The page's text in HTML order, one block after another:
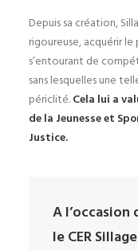
Depuis sa création,
rigoureuse, acquérir
s’entourant de
sans lesquelles une
périclité.Cela lui a
de la Jeunesse et
Justice.
A l’occasion
le CER